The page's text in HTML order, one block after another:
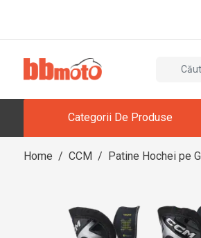
Categorii De Produse
Home / CCM / Patine Hochei pe